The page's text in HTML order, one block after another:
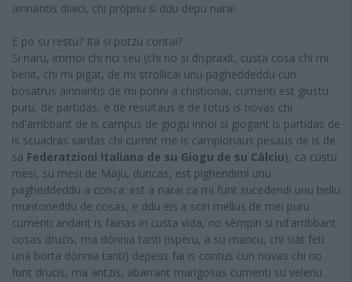
ainnantis diaici, chi pròpriu si ddu depu narai.
E po su restu? Ita si potzu contai?
Si naru, immoi chi nci seu (chi no si dispraxit, custa cosa chi mi
benit, chi mi pigat, de mi strollicai unu pagheddeddu cun
bosatrus ainnantis de mi ponni a chistionai, cumenti est giustu
puru, de partidas, e de resultaus e de totus is novas chi
nd'arribbant de is campus de giogu innoi si giogant is partidas de
is scuadras sardas chi currint me is campionaus pesaus de is de
sa Federatzioni Italiana de su Giogu de su Càlciu), ca custu
mesi, su mesi de Maju, duncas, est pighendimì unu
pagheddeddu a conca: est a narai ca mi funt sucedendi unu bellu
muntoneddu de cosas, e ddu eis a sciri mellus de mei puru
cumenti andant is fainas in custa vida, no sèmpiri si nd'arribbant
cosas drucis, ma dònnia tanti (isperu, a su mancu, chi siat feti
una borta dònnia tanti) depeus fai is contus cun novas chi no
funt drucis, ma antzis, abarrant marigosas cumenti su velenu.